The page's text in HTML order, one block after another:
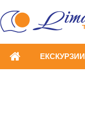
ЕКСКУРЗИИ